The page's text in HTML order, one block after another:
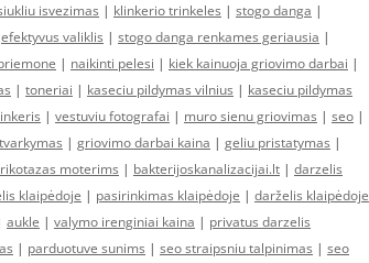
isvezimas | klinkerio trinkeles | stogo danga |
efektyvus valiklis | stogo danga renkames geriausia |
| naikinti pelesi | kiek kainuoja griovimo darbai |
| toneriai | kaseciu pildymas vilnius | kaseciu pildymas
| vestuviu fotografai | muro sienu griovimas | seo |
| griovimo darbai kaina | geliu pristatymas |
moterims | bakterijoskanalizacijai.lt | darzelis
klaipėdoje | pasirinkimas klaipėdoje | darželis klaipėdoje
aukle | valymo irenginiai kaina | privatus darzelis
| parduotuve sunims | seo straipsniu talpinimas | seo